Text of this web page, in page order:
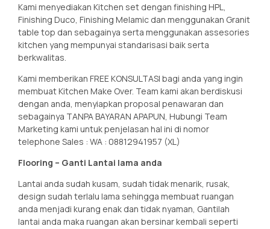
Kami menyediakan Kitchen set dengan finishing HPL,
Finishing Duco, Finishing Melamic dan menggunakan Granit
table top dan sebagainya serta menggunakan assesories
kitchen yang mempunyai standarisasi baik serta
berkwalitas.
Kami memberikan FREE KONSULTASI bagi anda yang ingin
membuat Kitchen Make Over. Team kami akan berdiskusi
dengan anda, menyiapkan proposal penawaran dan
sebagainya TANPA BAYARAN APAPUN, Hubungi Team
Marketing kami untuk penjelasan hal ini di nomor
telephone Sales : WA : 08812941957 (XL)
Flooring – Ganti Lantai lama anda
Lantai anda sudah kusam, sudah tidak menarik, rusak,
design sudah terlalu lama sehingga membuat ruangan
anda menjadi kurang enak dan tidak nyaman, Gantilah
lantai anda maka ruangan akan bersinar kembali seperti